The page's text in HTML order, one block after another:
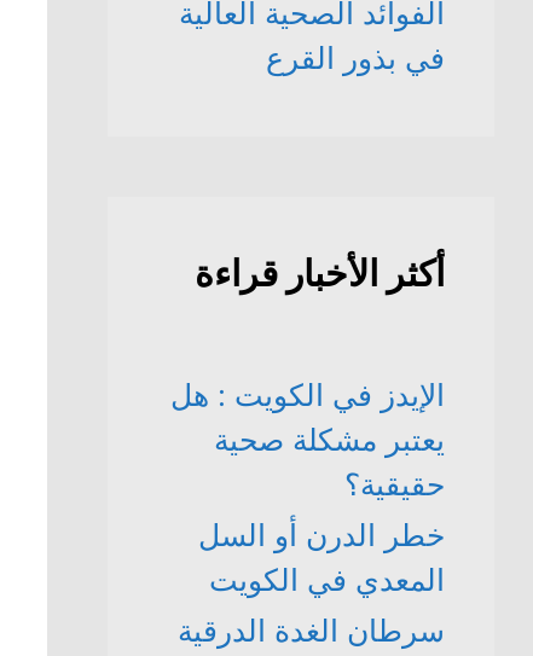
الفوائد الصحية العالية
في بذور القرع
أكثر الأخبار قراءة
الإيدز في الكويت : هل
يعتبر مشكلة صحية
حقيقية؟
خطر الدرن أو السل
المعدي في الكويت
سرطان الغدة الدرقية